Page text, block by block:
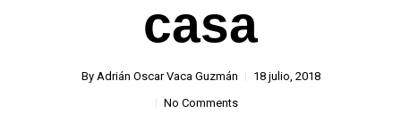
casa
By Adrián Oscar Vaca Guzmán
18 julio, 2018
No Comments